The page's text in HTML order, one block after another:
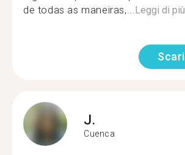
de todas as maneiras,...Leggi di più
J.
Cuenca